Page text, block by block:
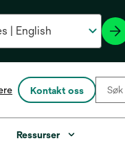
Kontakt oss
Ressurser